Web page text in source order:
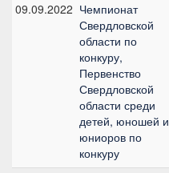
09.09.2022 Чемпионат
Свердловской
области по
конкуру,
Первенство
Свердловской
области среди
детей, юношей и
юниоров по
конкуру